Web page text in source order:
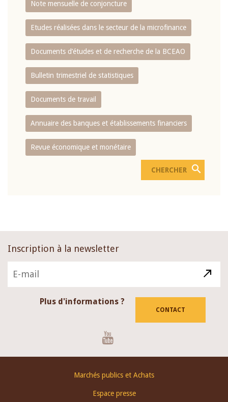
Note mensuelle de conjoncture
Etudes réalisées dans le secteur de la microfinance
Documents d’études et de recherche de la BCEAO
Bulletin trimestriel de statistiques
Documents de travail
Annuaire des banques et établissements financiers
Revue économique et monétaire
Inscription à la newsletter
Plus d'informations ?
CONTACT
Marchés publics et Achats
Espace presse